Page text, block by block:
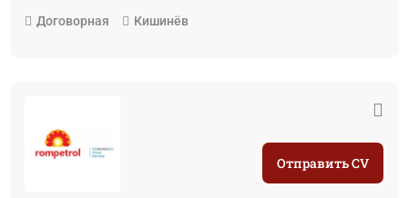
Договорная Кишинёв
Отправить CV